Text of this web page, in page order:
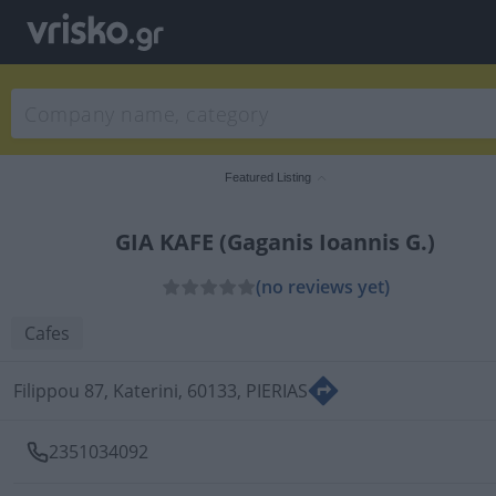
Featured Listing
GIA KAFE (Gaganis Ioannis G.)
(no reviews yet)
Cafes
Filippou 87, Katerini, 60133, PIERIAS
2351034092